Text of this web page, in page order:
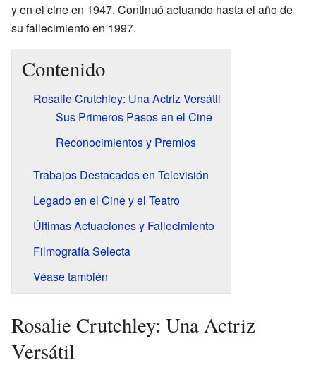
y en el cine en 1947. Continuó actuando hasta el año de
su fallecimiento en 1997.
Contenido
Rosalie Crutchley: Una Actriz Versátil
Sus Primeros Pasos en el Cine
Reconocimientos y Premios
Trabajos Destacados en Televisión
Legado en el Cine y el Teatro
Últimas Actuaciones y Fallecimiento
Filmografía Selecta
Véase también
Rosalie Crutchley: Una Actriz
Versátil